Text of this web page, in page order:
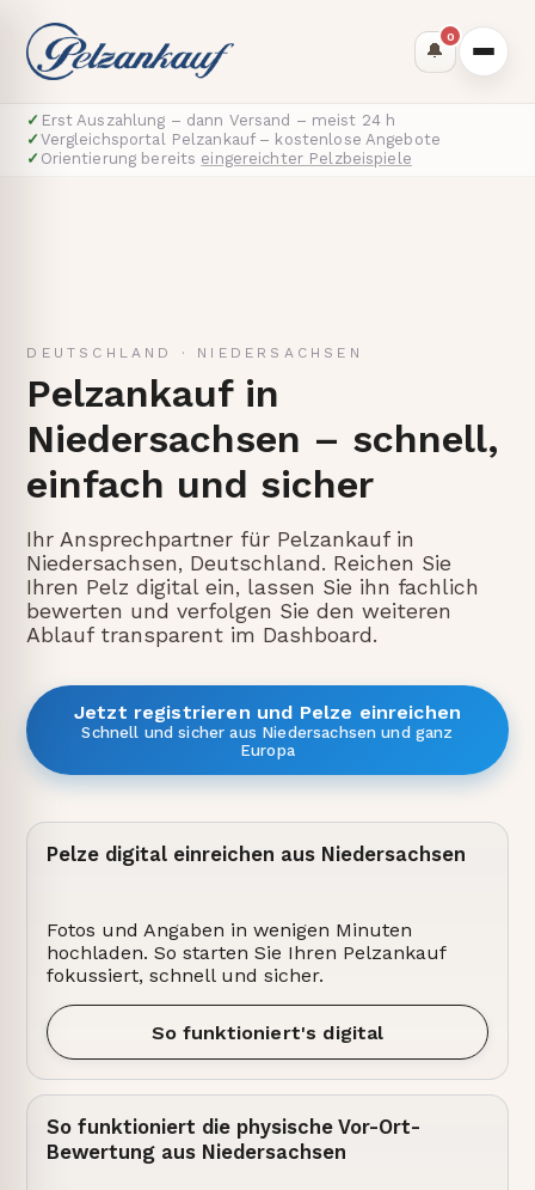
🔔
0
✓ Erst Auszahlung – dann Versand – meist 24 h
✓ Vergleichsportal Pelzankauf – kostenlose Angebote
✓ Orientierung bereits eingereichter Pelzbeispiele
DEUTSCHLAND · NIEDERSACHSEN
Pelzankauf in
Niedersachsen – schnell,
einfach und sicher
Ihr Ansprechpartner für Pelzankauf in
Niedersachsen, Deutschland. Reichen Sie
Ihren Pelz digital ein, lassen Sie ihn fachlich
bewerten und verfolgen Sie den weiteren
Ablauf transparent im Dashboard.
Jetzt registrieren und Pelze einreichen
Schnell und sicher aus Niedersachsen und ganz
Europa
Pelze digital einreichen aus Niedersachsen
Fotos und Angaben in wenigen Minuten
hochladen. So starten Sie Ihren Pelzankauf
fokussiert, schnell und sicher.
So funktioniert's digital
So funktioniert die physische Vor-Ort-
Bewertung aus Niedersachsen